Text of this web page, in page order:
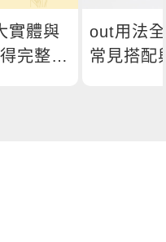
實體與
完整比
out用法
常見搭配